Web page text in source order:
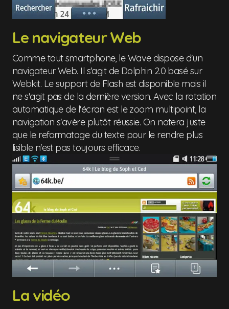
Le navigateur Web
Comme tout smartphone, le Wave dispose d'un
navigateur Web. Il s'agit de Dolphin 2.0 basé sur
Webkit. Le support de Flash est disponible mais il
ne s'agit pas de la dernière version. Avec la rotation
automatique de l'écran est le zoom multipoint, la
navigation s'avère plutôt réussie. On notera juste
que le reformatage du texte pour le rendre plus
lisible n'est pas toujours efficace.
La vidéo